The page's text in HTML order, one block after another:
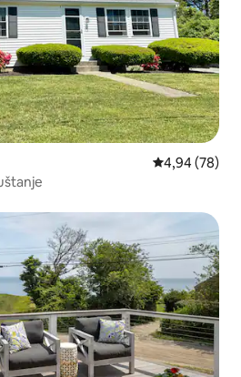
Prosječna
4,94 (78)
s oznakom „Odabrali gosti”